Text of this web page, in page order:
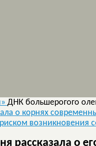
ДНК большерогого
о корнях
возникновения
рассказала о